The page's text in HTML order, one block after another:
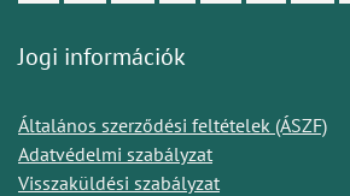
Jogi információk
Általános szerződési feltételek (ÁSZF)
Adatvédelmi szabályzat
Visszaküldési szabályzat